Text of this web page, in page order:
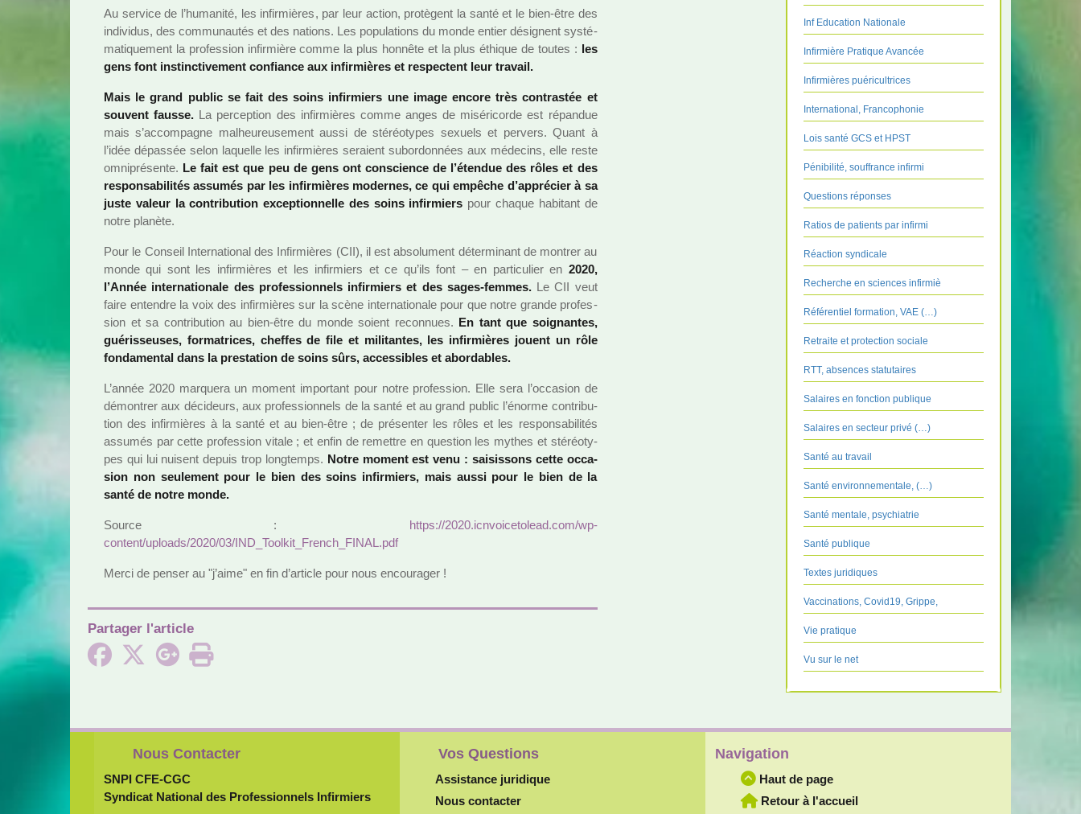
Au ser­vice de l’huma­nité, les infir­miè­res, par leur action, pro­tè­gent la santé et le bien-être des
indi­vi­dus, des com­mu­nau­tés et des nations. Les popu­la­tions du monde entier dési­gnent sys­té­
ma­ti­que­ment la pro­fes­sion infir­mière comme la plus hon­nête et la plus éthique de toutes : les
gens font ins­tinc­ti­ve­ment confiance aux infir­miè­res et res­pec­tent leur tra­vail.
Mais le grand public se fait des soins infir­miers une image encore très contras­tée et
sou­vent fausse. La per­cep­tion des infir­miè­res comme anges de misé­ri­corde est répan­due
mais s’accom­pa­gne mal­heu­reu­se­ment aussi de sté­réo­ty­pes sexuels et per­vers. Quant à
l’idée dépas­sée selon laquelle les infir­miè­res seraient subor­don­nées aux méde­cins, elle reste
omni­pré­sente. Le fait est que peu de gens ont cons­cience de l’étendue des rôles et des
res­pon­sa­bi­li­tés assu­més par les infir­miè­res moder­nes, ce qui empê­che d’appré­cier à sa
juste valeur la contri­bu­tion excep­tion­nelle des soins infir­miers pour chaque habi­tant de
notre pla­nète.
Pour le Conseil International des Infirmières (CII), il est abso­lu­ment déter­mi­nant de mon­trer au
monde qui sont les infir­miè­res et les infir­miers et ce qu’ils font – en par­ti­cu­lier en 2020,
l’Année inter­na­tio­nale des pro­fes­sion­nels infir­miers et des sages-femmes. Le CII veut
faire enten­dre la voix des infir­miè­res sur la scène inter­na­tio­nale pour que notre grande pro­fes­
sion et sa contri­bu­tion au bien-être du monde soient reconnues. En tant que soi­gnan­tes,
gué­ris­seu­ses, for­ma­tri­ces, chef­fes de file et mili­tan­tes, les infir­miè­res jouent un rôle
fon­da­men­tal dans la pres­ta­tion de soins sûrs, acces­si­bles et abor­da­bles.
L’année 2020 mar­quera un moment impor­tant pour notre pro­fes­sion. Elle sera l’occa­sion de
démon­trer aux déci­deurs, aux pro­fes­sion­nels de la santé et au grand public l’énorme contri­bu­
tion des infir­miè­res à la santé et au bien-être ; de pré­sen­ter les rôles et les res­pon­sa­bi­li­tés
assu­més par cette pro­fes­sion vitale ; et enfin de remet­tre en ques­tion les mythes et sté­réo­ty­
pes qui lui nui­sent depuis trop long­temps. Notre moment est venu : sai­sis­sons cette occa­
sion non seu­le­ment pour le bien des soins infir­miers, mais aussi pour le bien de la
santé de notre monde.
Source : https://2020.icn­voi­ce­to­lead.com/wp-
content/uploads/2020/03/IND_Toolkit_French_FINAL.pdf
Merci de penser au "j’aime" en fin d’arti­cle pour nous encou­ra­ger !
Partager l'article
Inf Education Nationale
Infirmière Pratique Avancée
Infirmières puéricultrices
International, Francophonie
Lois santé GCS et HPST
Pénibilité, souffrance infirmi
Questions réponses
Ratios de patients par infirmi
Réaction syndicale
Recherche en sciences infirmiè
Référentiel formation, VAE (…)
Retraite et protection sociale
RTT, absences statutaires
Salaires en fonction publique
Salaires en secteur privé (…)
Santé au travail
Santé environnementale, (…)
Santé mentale, psychiatrie
Santé publique
Textes juridiques
Vaccinations, Covid19, Grippe,
Vie pratique
Vu sur le net
Nous Contacter
SNPI CFE-CGC
Syndicat National des Professionnels Infirmiers
Vos Questions
Assistance juridique
Nous contacter
Navigation
Haut de page
Retour à l'accueil